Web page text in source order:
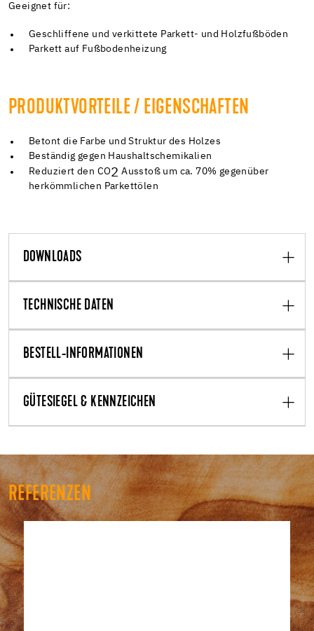
Geeignet für:
Geschliffene und verkittete Parkett- und Holzfußböden
Parkett auf Fußbodenheizung
PRODUKTVORTEILE / EIGENSCHAFTEN
Betont die Farbe und Struktur des Holzes
Beständig gegen Haushaltschemikalien
Reduziert den CO2 Ausstoß um ca. 70% gegenüber
herkömmlichen Parkettölen
DOWNLOADS
TECHNISCHE DATEN
BESTELL-INFORMATIONEN
GÜTESIEGEL & KENNZEICHEN
REFERENZEN